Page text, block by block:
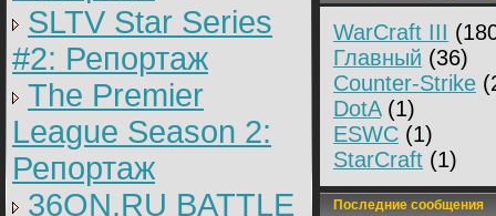
SLTV Star Series
#2: Репортаж
The Premier
League Season 2:
Репортаж
36ON.RU BATTLE
WarCraft III
Главный (36)
Counter-Strike
DotA(1)
ESWC (1)
StarCraft (1)
Последние сообщения